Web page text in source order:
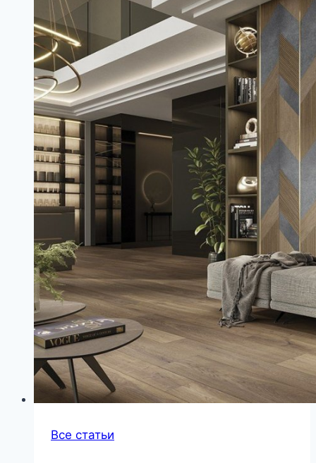
потолки
Все статьи